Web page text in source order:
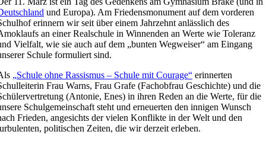
und Europa). Am Friedensmonument auf dem vorderen
erinnern wir seit über einem Jahrzehnt anlässlich des
an einer Realschule in Winnenden an Werte wie Toleranz
Vielfalt, wie sie auch auf dem „bunten Wegweiser“ am Eingang
Schule formuliert sind.
„Schule ohne Rassismus – Schule mit Courage“erinnerten
Frau Warns, Frau Grafe (Fachobfrau Geschichte) und die
(Antonie, Enes) in ihren Reden an die Werte, für die
Schulgemeinschaft steht und erneuerten den innigen Wunsch
Frieden, angesichts der vielen Konflikte in der Welt und den
politischen Zeiten, die wir derzeit erleben.